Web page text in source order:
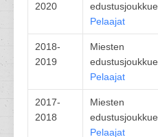
2020
edustusjoukkue
Pelaajat
2018-
2019
Miesten
edustusjoukkue
Pelaajat
2017-
2018
Miesten
edustusjoukkue
Pelaajat